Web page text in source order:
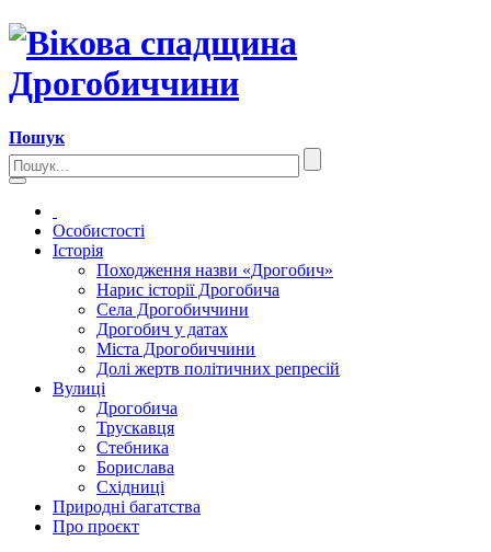
Пошук
Особистості
Історія
Походження назви «Дрогобич»
Нарис історії Дрогобича
Села Дрогобиччини
Дрогобич у датах
Міста Дрогобиччини
Долі жертв політичних репресій
Вулиці
Дрогобича
Трускавця
Стебника
Борислава
Східниці
Природні багатства
Про проєкт